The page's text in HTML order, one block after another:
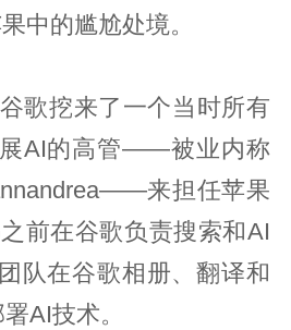
中的尴尬处境。
歌挖来了一个当时所有
展AI的高管——被业内称
来担任苹果
前在谷歌负责搜索和AI
队在谷歌相册、翻译和
AI技术。